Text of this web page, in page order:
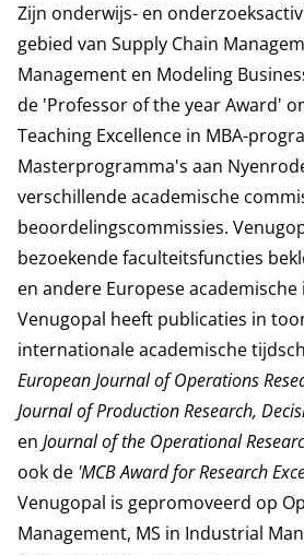
Zijn onderwijs- en
gebied van Supply Chain
Management en Modeling
de 'Professor of the year Award'
Teaching Excellence in MBA-
Masterprogramma's aan
verschillende academische
beoordelingscommissies.
bezoekende faculteitsfuncties
en andere Europese
Venugopal heeft publicaties in
internationale academische
European Journal of Operations
Journal of Production Research,
en Journal of the Operational
ook de 'MCB Award for Research
Venugopal is gepromoveerd op
Management, MS in Industrial